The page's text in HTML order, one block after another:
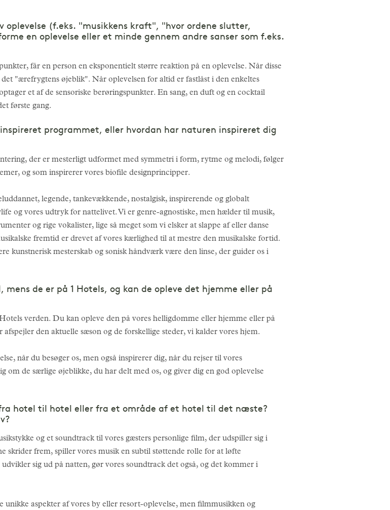
(f.eks. "musikkens kraft", "hvor ordene slutter,
en oplevelse eller et minde gennem andre sanser som f.eks.
får en person en eksponentielt større reaktion på en oplevelse. Når disse
"ærefrygtens øjeblik". Når oplevelsen for altid er fastlåst i den enkeltes
et af de sensoriske berøringspunkter. En sang, en duft og en cocktail
første gang.
programmet, eller hvordan har naturen inspireret dig
der er mesterligt udformet med symmetri i form, rytme og melodi, følger
og som inspirerer vores biofile designprincipper.
legende, tankevækkende, nostalgisk, inspirerende og globalt
og vores udtryk for nattelivet. Vi er genre-agnostiske, men hælder til musik,
og rige vokalister, lige så meget som vi elsker at slappe af eller danse
fremtid er drevet af vores kærlighed til at mestre den musikalske fortid.
kunstnerisk mesterskab og sonisk håndværk være den linse, der guider os i
de er på 1 Hotels, og kan de opleve det hjemme eller på
verden. Du kan opleve den på vores helligdomme eller hjemme eller på
den aktuelle sæson og de forskellige steder, vi kalder vores hjem.
når du besøger os, men også inspirerer dig, når du rejser til vores
om de særlige øjeblikke, du har delt med os, og giver dig en god oplevelse
fra hotel til hotel eller fra et område af et hotel til det næste?
og et soundtrack til vores gæsters personlige film, der udspiller sig i
skrider frem, spiller vores musik en subtil støttende rolle for at løfte
sig ud på natten, gør vores soundtrack det også, og det kommer i
aspekter af vores by eller resort-oplevelse, men filmmusikken og